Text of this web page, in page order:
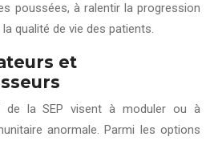
poussées, à ralentir la progression
qualité de vie des patients.
et
de la SEP visent à moduler ou à
anormale. Parmi les options